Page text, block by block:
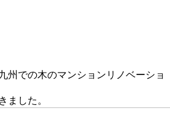
州での木のマンションリノベーショ
ました。